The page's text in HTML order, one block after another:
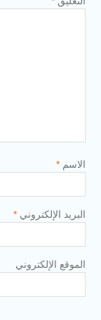
الاسم *
البريد الإلكتروني *
الموقع الإلكتروني